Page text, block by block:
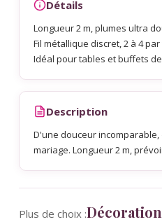
Détails
Longueur 2 m, plumes ultra
Fil métallique discret, 2 à 4
Idéal pour tables et buffets
Description
D'une douceur incomparable,
mariage. Longueur 2 m,
Plus de choix :